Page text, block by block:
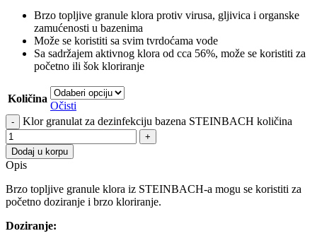
Brzo topljive granule klora protiv virusa, gljivica i organske
zamućenosti u bazenima
Može se koristiti sa svim tvrdoćama vode
Sa sadržajem aktivnog klora od cca 56%, može se koristiti za
početno ili šok kloriranje
Količina
Očisti
Klor granulat za dezinfekciju bazena STEINBACH količina
Dodaj u korpu
Opis
Brzo topljive granule klora iz STEINBACH-a mogu se koristiti za
početno doziranje i brzo kloriranje.
Doziranje: